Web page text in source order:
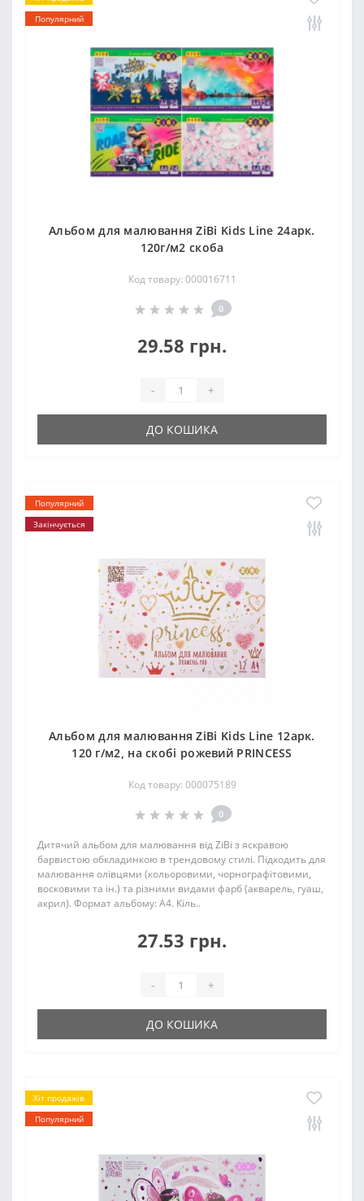
Популярний
Альбом для малювання ZiBi Kids Line 24арк.
120г/м2 скоба
Код товару: 000016711
0
29.58 грн.
- +
ДО КОШИКА
Популярний
Закінчується
Альбом для малювання ZiBi Kids Line 12арк.
120 г/м2, на скобі рожевий PRINCESS
Код товару: 000075189
0
Дитячий альбом для малювання від ZiBi з яскравою
барвистою обкладинкою в трендовому стилі. Підходить для
малювання олівцями (кольоровими, чорнографітовими,
восковими та ін.) та різними видами фарб (акварель, гуаш,
акрил). Формат альбому: А4. Кіль..
27.53 грн.
- +
ДО КОШИКА
Хіт продажів
Популярний